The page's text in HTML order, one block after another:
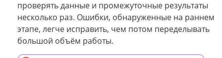
проверять данные и промежуточные результаты
несколько раз. Ошибки, обнаруженные на раннем
этапе, легче исправить, чем потом переделывать
большой объём работы.